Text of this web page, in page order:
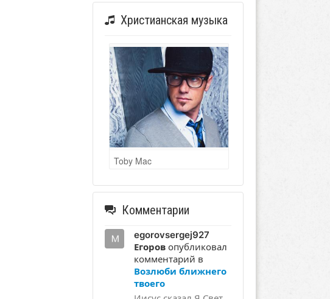
Христианская музыка
Toby Mac
Комментарии
egorovsergej927
Егоровопубликовал
комментарий в
Возлюби ближнего
твоего